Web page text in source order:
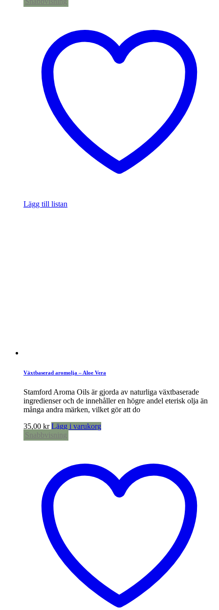
Lägg till listan
Växtbaserad aromolja – Aloe Vera
Stamford Aroma Oils är gjorda av naturliga växtbaserade
ingredienser och de innehåller en högre andel eterisk olja än
många andra märken, vilket gör att do
35,00 kr Lägg i varukorg
Snabbvisning